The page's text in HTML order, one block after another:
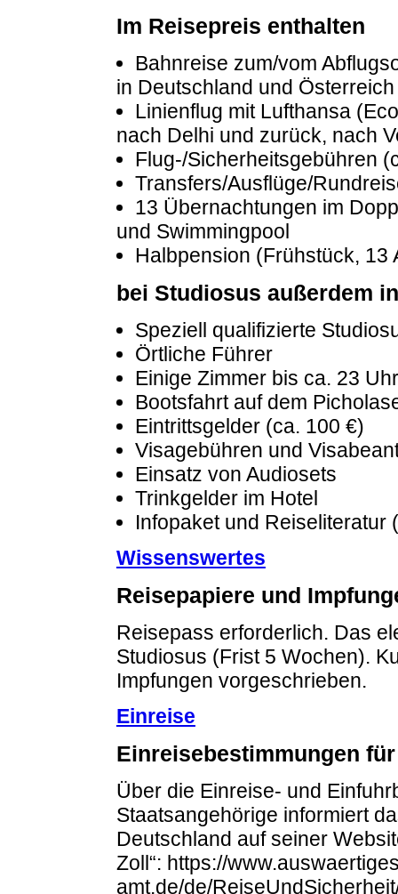
Im Reisepreis enthalten
Bahnreise zum/vom
in Deutschland und Österreich
Linienflug mit Lufthansa
nach Delhi und zurück, nach
Flug-/Sicherheitsgebühren
Transfers/Ausflüge/
13 Übernachtungen im
und Swimmingpool
Halbpension (Frühstück, 13
bei Studiosus außerdem
Speziell qualifizierte
Örtliche Führer
Einige Zimmer bis ca. 23
Bootsfahrt auf dem
Eintrittsgelder (ca. 100 €)
Visagebühren und
Einsatz von Audiosets
Trinkgelder im Hotel
Infopaket und Reiseliteratur
Wissenswertes
Reisepapiere und
Reisepass erforderlich. Das
Studiosus (Frist 5 Wochen).
Impfungen vorgeschrieben.
Einreise
Einreisebestimmungen
Über die Einreise- und
Staatsangehörige informiert
Deutschland auf seiner
Zoll“: https://
amt.de/de/